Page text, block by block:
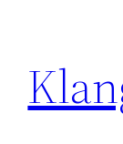
springen